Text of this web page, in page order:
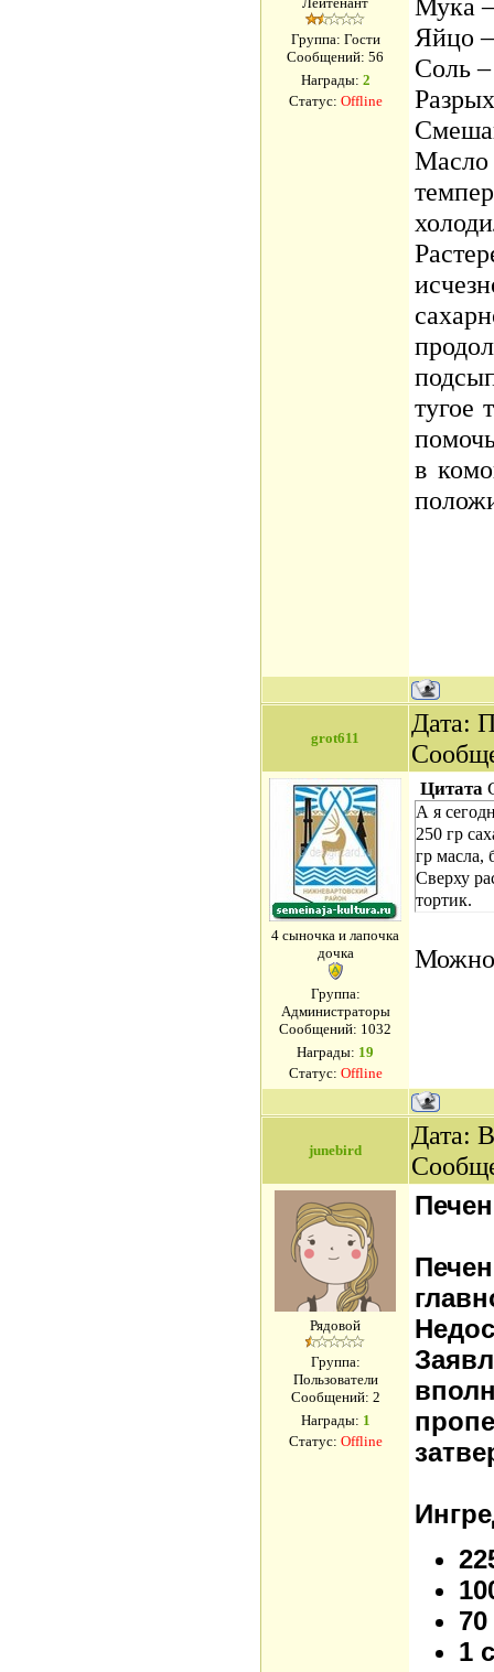
Группа: Гости
Сообщений: 56
Награды: 2
Статус: Offline
Мука
Яйцо
Соль
тугое
в
grot611
Дата:
4 сыночка и лапочка
дочка
Группа:
Администраторы
Сообщений: 1032
Награды: 19
Статус: Offline
Цитата
А я
250 гр
гр масла,
Сверху
тортик.
junebird
Дата:
Рядовой
Группа:
Пользователи
Сообщений: 2
Награды: 1
Статус: Offline
1